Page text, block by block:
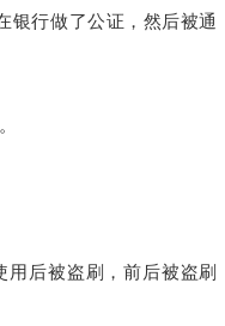
银行做了公证，然后被通
用后被盗刷，前后被盗刷